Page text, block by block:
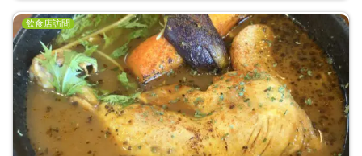
飲食店訪問